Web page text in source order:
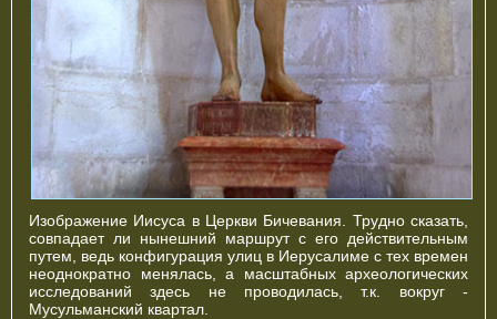
Изображение Иисуса в Церкви Бичевания. Трудно сказать,
совпадает ли нынешний маршрут с его действительным
путем, ведь конфигурация улиц в Иерусалиме с тех времен
неоднократно менялась, а масштабных археологических
исследований здесь не проводилась, т.к. вокруг -
Мусульманский квартал.